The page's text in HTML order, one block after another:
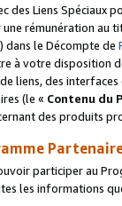
des Liens Spéciaux
rémunération
dans le Décompte de
à votre disposition
liens, des
(le « Contenu du
des produits
participer au
les informations